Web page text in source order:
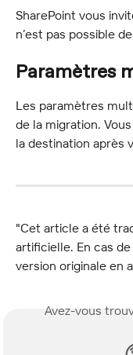
SharePoint vous
n’est pas possible
Paramètres
Les paramètres
de la migration.
la destination après
"Cet article a été
artificielle. En cas
version originale en
Avez-vous